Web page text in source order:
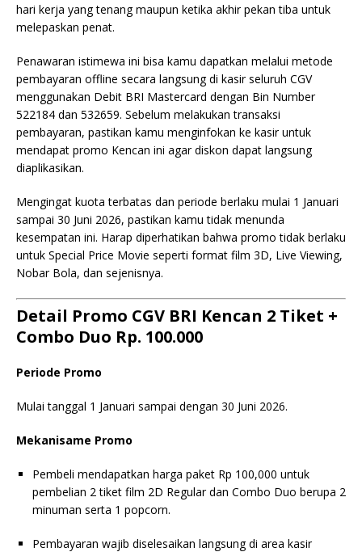
hari kerja yang tenang maupun ketika akhir pekan tiba untuk
melepaskan penat.
Penawaran istimewa ini bisa kamu dapatkan melalui metode
pembayaran offline secara langsung di kasir seluruh CGV
menggunakan Debit BRI Mastercard dengan Bin Number
522184 dan 532659. Sebelum melakukan transaksi
pembayaran, pastikan kamu menginfokan ke kasir untuk
mendapat promo Kencan ini agar diskon dapat langsung
diaplikasikan.
Mengingat kuota terbatas dan periode berlaku mulai 1 Januari
sampai 30 Juni 2026, pastikan kamu tidak menunda
kesempatan ini. Harap diperhatikan bahwa promo tidak berlaku
untuk Special Price Movie seperti format film 3D, Live Viewing,
Nobar Bola, dan sejenisnya.
Detail Promo CGV BRI Kencan 2 Tiket +
Combo Duo Rp. 100.000
Periode Promo
Mulai tanggal 1 Januari sampai dengan 30 Juni 2026.
Mekanisame Promo
Pembeli mendapatkan harga paket Rp 100,000 untuk
pembelian 2 tiket film 2D Regular dan Combo Duo berupa 2
minuman serta 1 popcorn.
Pembayaran wajib diselesaikan langsung di area kasir